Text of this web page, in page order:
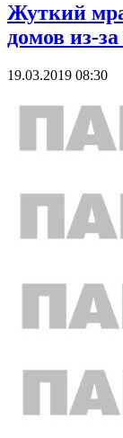
Жуткий
домов из-
19.03.2019 08:30